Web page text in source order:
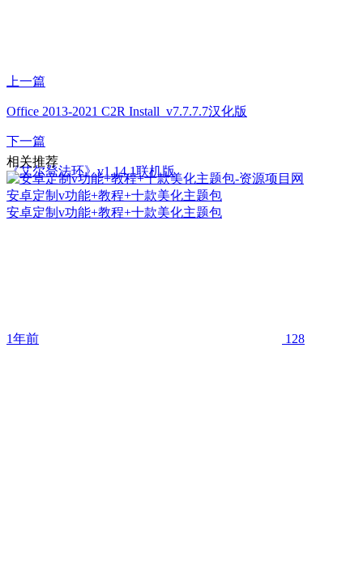
上一篇
Office 2013-2021 C2R Install_v7.7.7.7汉化版
下一篇
《艾尔登法环》v1.14.1联机版
相关推荐
安卓定制v功能+教程+十款美化主题包
安卓定制v功能+教程+十款美化主题包
1年前 128